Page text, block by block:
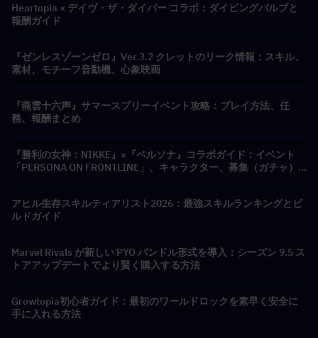
Heartopia × デイヴ・ザ・ダイバー コラボ：ダイビングバルブと
報酬ガイド
『ゼンレスゾーンゼロ』Ver.3.2 クレットのリーク情報：スキル、
素材、モチーフ音動機、心象映画
『燕雲十六声』サマースプリーイベント攻略：プレイ方法、任
務、報酬まとめ
『勝利の女神：NIKKE』×『ペルソナ』コラボガイド：イベント
「PERSONA ON FRONTLINE」、キャラクター、募集（ガチャ）
アヒル生存スキルティアリスト2026：最強スキルランキングとビ
ルドガイド
Marvel Rivals が新しい PYO バンドル形式を導入：シーズン 9.5 ス
トアアップデートでより賢く購入する方法
Growtopia初心者ガイド：最初のワールドロックを素早く安全に
手に入れる方法